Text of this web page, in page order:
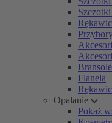
Flanela
Opalanie
Pokaż